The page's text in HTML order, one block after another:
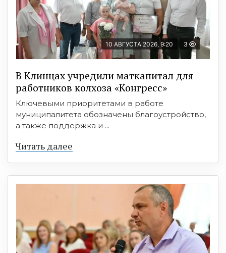
10 АВГУСТА 2026, 9:20 3
В Клинцах учредили маткапитал для
работников колхоза «Конгресс»
Ключевыми приоритетами в работе
муниципалитета обозначены благоустройство,
а также поддержка и ...
Читать далее